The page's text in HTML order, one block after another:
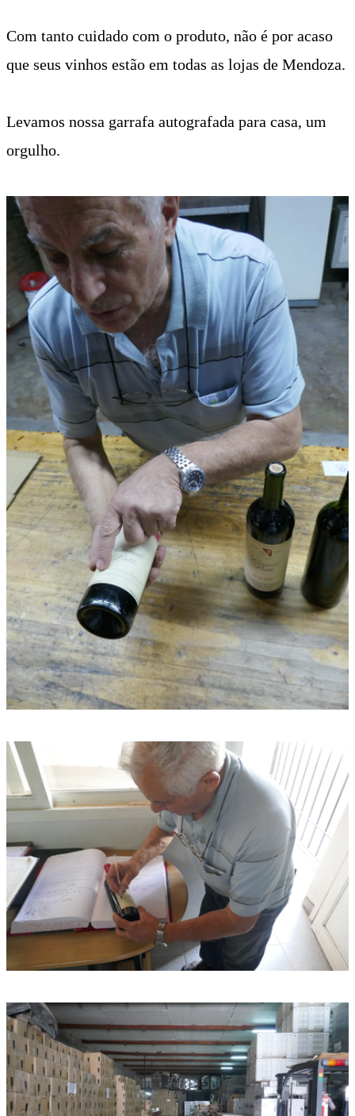
Com tanto cuidado com o produto, não é por acaso
que seus vinhos estão em todas as lojas de Mendoza.
Levamos nossa garrafa autografada para casa, um
orgulho.